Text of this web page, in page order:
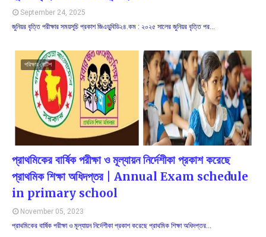
September 24, 2025
জুনিয়র বৃত্তি পরীক্ষার সময়সূচি প্রকাশ জিএডু্বিডি২৪.কম : ২০২৫ সালের জুনিয়র বৃত্তি পর…
পরিক্ষার নোটিশ
প্রাথমিকের বার্ষিক পরীক্ষা ও মূল্যায়ন নির্দেশীকা প্রকাশ করেছে
প্রাথমিক শিক্ষা অধিদপ্তর | Annual Exam schedule
in primary school
November 05, 2023
প্রাথমিকের বার্ষিক পরীক্ষা ও মূল্যায়ন নির্দেশীকা প্রকাশ করেছে প্রাথমিক শিক্ষা অধিদপ্তর…